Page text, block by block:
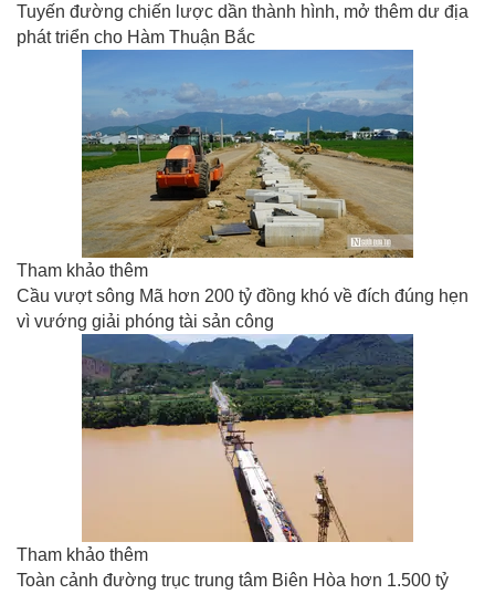
Tuyến đường chiến lược dần thành hình, mở thêm dư địa
phát triển cho Hàm Thuận Bắc
Tham khảo thêm
Cầu vượt sông Mã hơn 200 tỷ đồng khó về đích đúng hẹn
vì vướng giải phóng tài sản công
Tham khảo thêm
Toàn cảnh đường trục trung tâm Biên Hòa hơn 1.500 tỷ